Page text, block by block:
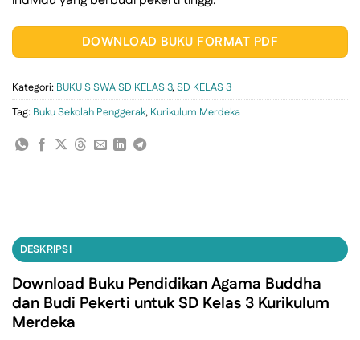
DOWNLOAD BUKU FORMAT PDF
Kategori: BUKU SISWA SD KELAS 3,SD KELAS 3
Tag: Buku Sekolah Penggerak, Kurikulum Merdeka
DESKRIPSI
Download Buku Pendidikan Agama Buddha
dan Budi Pekerti untuk SD Kelas 3 Kurikulum
Merdeka